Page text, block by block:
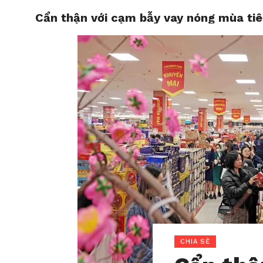
HOME
Cẩn thận với cạm bẫy vay nóng mùa
CHIA SẺ